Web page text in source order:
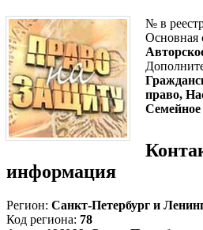
№ в
Основная
право,
Семейное
информация
Регион: Санкт-Петербург и
Код региона: 78